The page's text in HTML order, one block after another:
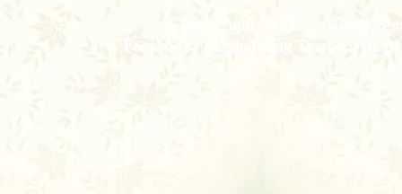
Copy right @ Thien Tuong
Facebook: Thien Tuong Temple; Tu